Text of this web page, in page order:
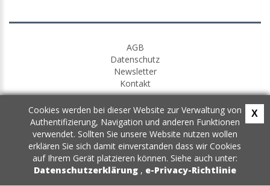
AGB
Datenschutz
Newsletter
Kontakt
Cookies werden bei dieser Website zur Verwaltung von
Authentifizierung, Navigation und anderen Funktionen
verwendet. Sollten Sie unsere Website nutzen wollen
erklären Sie sich damit einverstanden dass wir Cookies
auf Ihrem Gerät platzieren können. Siehe auch unter:
Datenschutzerklärung , e-Privacy-Richtlinie
X